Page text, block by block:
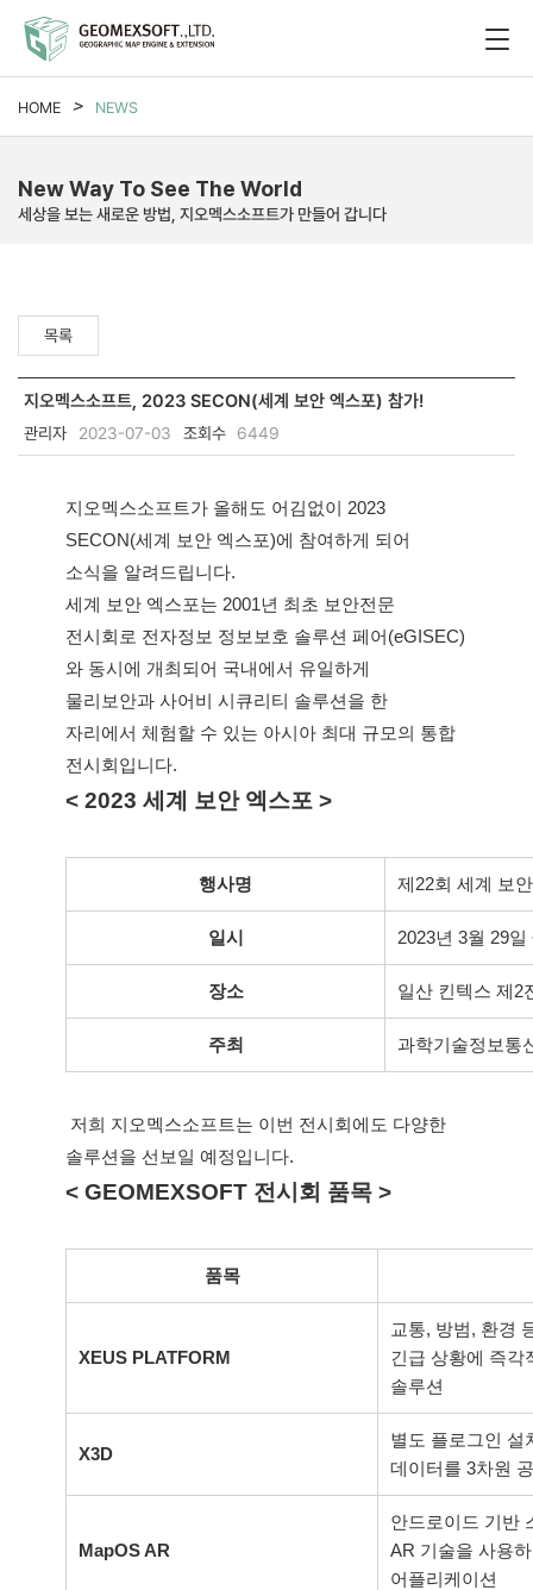
HOME NEWS
New Way To See The World
세상을 보는 새로운 방법, 지오멕스소프트가 만들어 갑니다
목록
지오멕스소프트, 2023 SECON(세계 보안 엑스포) 참가!
관리자 2023-07-03 조회수 6449
지오멕스소프트가 올해도 어김없이 2023
SECON(세계 보안 엑스포)에 참여하게 되어
소식을 알려드립니다.
세계 보안 엑스포는 2001년 최초 보안전문
전시회로 전자정보 정보보호 솔루션 페어(eGISEC)
와 동시에 개최되어 국내에서 유일하게
물리보안과 사어비 시큐리티 솔루션을 한
자리에서 체험할 수 있는 아시아 최대 규모의 통합
전시회입니다.
< 2023 세계 보안 엑스포 >
행사명 제22회 세계 보
일시 2023년 3월 29
장소 일산 킨텍스 제2
주최 과학기술정보통
저희 지오멕스소프트는 이번 전시회에도 다양한
솔루션을 선보일 예정입니다.
< GEOMEXSOFT 전시회 품목 >
품목
XEUS PLATFORM
교통, 방범, 환경
긴급 상황에 즉각
솔루션
X3D
별도 플로그인 설
데이터를 3차원
MapOS AR
안드로이드 기반
AR 기술을 사용
어플리케이션